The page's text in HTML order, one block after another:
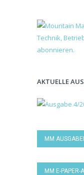
AKTUELLE
MM
MM E-PAPER-